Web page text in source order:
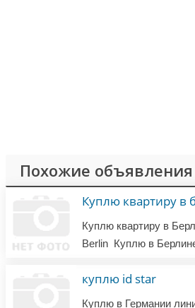
Похожие
Куплю квартиру в
Berlin Куплю в
куплю id star